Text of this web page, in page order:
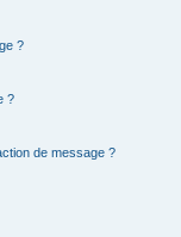
?
?
de message ?